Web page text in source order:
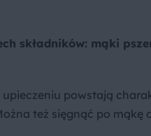
składników: mąki
powstają
też sięgnąć po mąkę